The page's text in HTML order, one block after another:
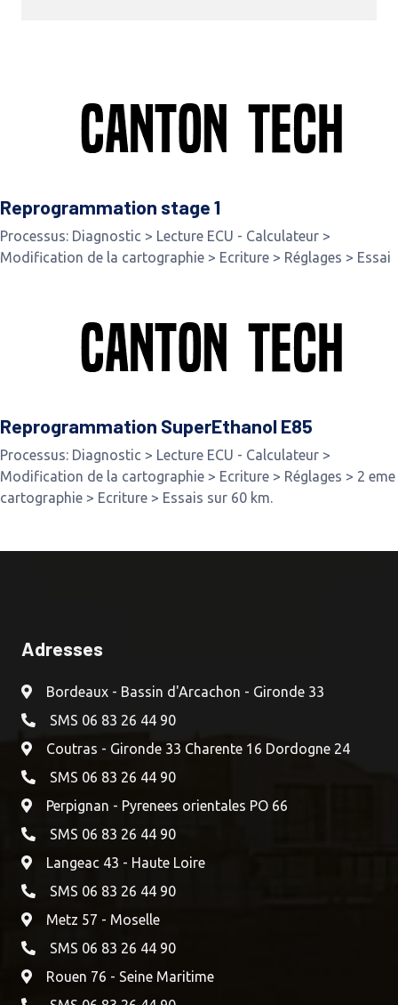
Reprogrammation stage 1
Processus: Diagnostic > Lecture ECU - Calculateur >
Modification de la cartographie > Ecriture > Réglages > Essai
Reprogrammation SuperEthanol E85
Processus: Diagnostic > Lecture ECU - Calculateur >
Modification de la cartographie > Ecriture > Réglages > 2 eme
cartographie > Ecriture > Essais sur 60 km.
Adresses
Bordeaux - Bassin d'Arcachon - Gironde 33
SMS 06 83 26 44 90
Coutras - Gironde 33 Charente 16 Dordogne 24
SMS 06 83 26 44 90
Perpignan - Pyrenees orientales PO 66
SMS 06 83 26 44 90
Langeac 43 - Haute Loire
SMS 06 83 26 44 90
Metz 57 - Moselle
SMS 06 83 26 44 90
Rouen 76 - Seine Maritime